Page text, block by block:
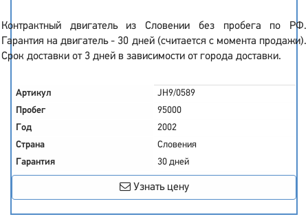
Контрактный двигатель из Словении без пробега по РФ.
Гарантия на двигатель - 30 дней (считается с момента продажи).
Срок доставки от 3 дней в зависимости от города доставки.
Артикул
JH9/0589
Пробег
95000
Год
2002
Страна
Словения
Гарантия
30 дней
Узнать цену